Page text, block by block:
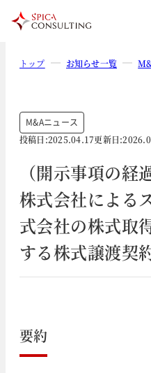
トップ お知らせ一覧
M&Aニュース
投稿日:2025.04.17更新日:
（開示事項の経
株式会社による
式会社の株式取
する株式譲渡契
要約